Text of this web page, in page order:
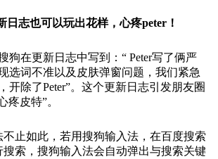
日志也可以玩出花样，心疼peter ！
狗在更新日志中写到：“ Peter写了俩严
选词不准以及皮肤弹窗问题，我们紧急
开除了Peter”。这个更新日志引发朋友圈
疼皮特”。
止如此，若用搜狗输入法，在百度搜索
索，搜狗输入法会自动弹出与搜索关键